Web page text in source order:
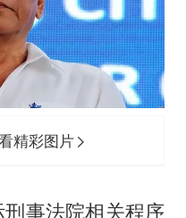
精彩图片
事法院相关程序